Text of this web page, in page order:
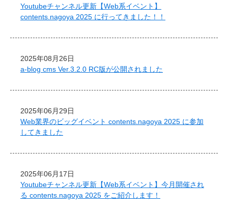
Youtubeチャンネル更新【Web系イベント】
contents.nagoya 2025 に行ってきました！！
2025年08月26日
a-blog cms Ver.3.2.0 RC版が公開されました
2025年06月29日
Web業界のビッグイベント contents.nagoya 2025 に参加
してきました
2025年06月17日
Youtubeチャンネル更新【Web系イベント】今月開催され
る contents.nagoya 2025 をご紹介します！